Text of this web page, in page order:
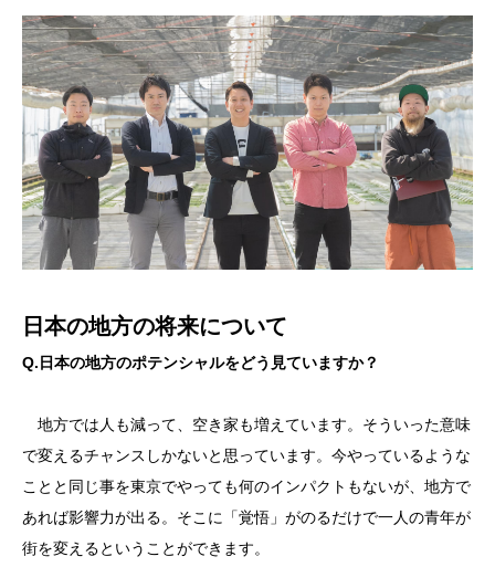
日本の地方の将来について
Q.日本の地方のポテンシャルをどう見ていますか？
地方では人も減って、空き家も増えています。そういった意味
で変えるチャンスしかないと思っています。今やっているような
ことと同じ事を東京でやっても何のインパクトもないが、地方で
あれば影響力が出る。そこに「覚悟」がのるだけで一人の青年が
街を変えるということができます。